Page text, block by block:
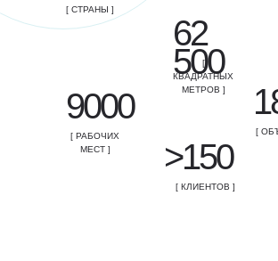
62
500
[
КВАДРАТНЫХ
МЕТРОВ ]
9000
[ РАБОЧИХ
МЕСТ ]
>150
[ КЛИЕНТОВ ]
[
[ СТРАНЫ ]